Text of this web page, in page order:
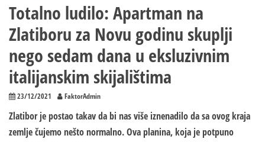
Totalno ludilo: Apartman na
Zlatiboru za Novu godinu skuplji
nego sedam dana u eksluzivnim
italijanskim skijalištima
23/12/2021 FaktorAdmin
Zlatibor je postao takav da bi nas više iznenadilo da sa ovog kraja
zemlje čujemo nešto normalno. Ova planina, koja je potpuno